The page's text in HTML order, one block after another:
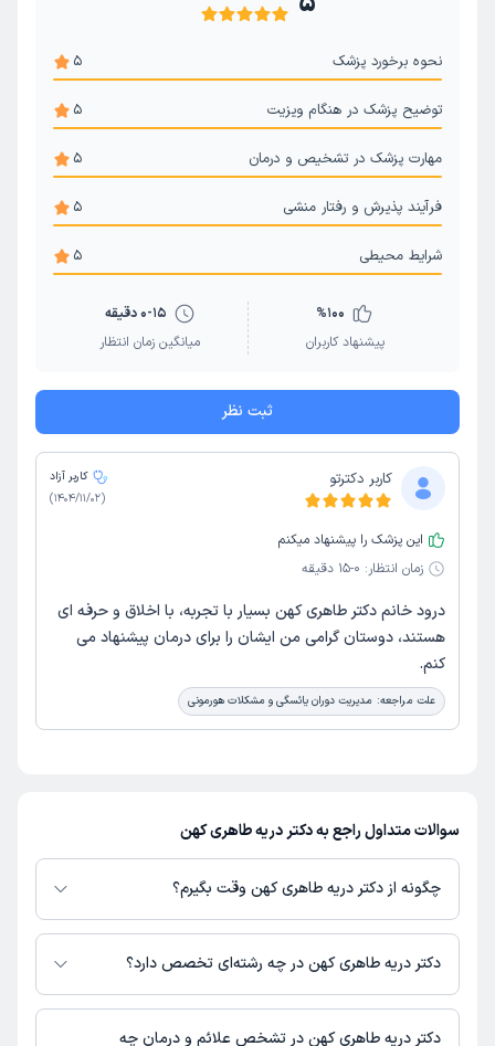
نحوه برخورد پزشک 5
توضیح پزشک در هنگام ویزیت 5
مهارت پزشک در تشخیص و درمان 5
فرآیند پذیرش و رفتار منشی 5
شرایط محیطی 5
%100
پیشنهاد کاربران
0-15 دقیقه
میانگین زمان انتظار
ثبت نظر
کاربر دکترتو
کاربر آزاد
(
1404/11/02
)
این پزشک را پیشنهاد میکنم
زمان انتظار: 0-15 دقیقه
درود خانم دکتر طاهری کهن بسیار با تجربه، با اخلاق و حرفه ای
هستند، دوستان گرامی من ایشان را برای درمان پیشنهاد می
کنم.
علت مراجعه: مدیریت دوران یائسگی و مشکلات هورمونی
سوالات متداول راجع به دکتر دریه طاهری کهن
چگونه از دکتر دریه طاهری کهن وقت بگیرم؟
در صورتی کهدکتر دریه طاهری کهندارای پروفایل فعال و نوبت‌دهی باز در پلتفرم
دکترتو باشند، می‌توانید از طریق این پلتفرم برای دریافت نوبت اقدام کنید. در
مطب، شماره تماس، برنامه حضور در مطب، تصاویر پزشک، ساعات کاری و سایر
اطلاعات مرتبط با خدمات پزشکی و نوبت‌گیری ممکن است در پروفایل ایشان در
دکتر دریه طاهری کهن در چه رشته‌ای تخصص دارد؟
دکتر دریه طاهری کهن در رشته‌های زیر (پزشکی) تخصص دارند:
زنان و زایمان
دکتر دریه طاهری کهن در تشخص علائم و درمان چه